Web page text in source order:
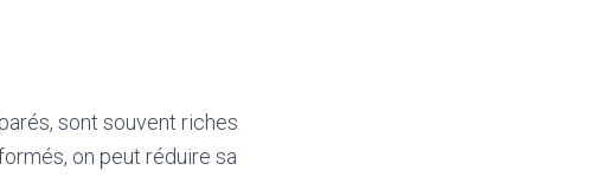
sont souvent riches
on peut réduire sa